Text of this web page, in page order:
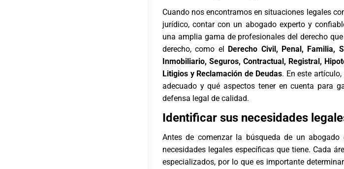
Cuando nos encontramos en situaciones legales
jurídico, contar con un abogado experto y
una amplia gama de profesionales del derecho
derecho, como el Derecho Civil, Penal, Familia,
Inmobiliario, Seguros, Contractual, Registral,
Litigios y Reclamación de Deudas. En este
adecuado y qué aspectos tener en cuenta para
defensa legal de calidad.
Identificar sus necesidades
Antes de comenzar la búsqueda de unabogado
necesidades legales específicas que tiene. Cada
especializados, por lo que es importante